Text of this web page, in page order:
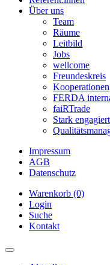
Über uns
Team
Räume
Leitbild
Jobs
wellcome
Freundeskreis
Kooperationen
FERDA
faiRTrade
Stark engagiert
Impressum
AGB
Datenschutz
Warenkorb (0)
Login
Suche
Kontakt